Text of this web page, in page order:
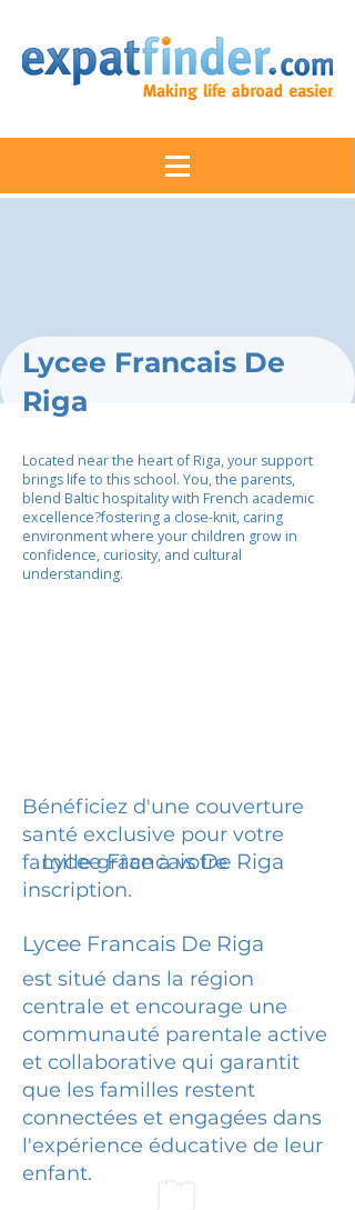
Lycee Francais De
Riga
Located near the heart of Riga, your support
brings life to this school. You, the parents,
blend Baltic hospitality with French academic
excellence?fostering a close-knit, caring
environment where your children grow in
confidence, curiosity, and cultural
understanding.
Bénéficiez d'une couverture
santé exclusive pour votre
famille grâce à votre
inscription.
Lycee Francais De Riga
Lycee Francais De Riga
est situé dans la région
centrale et encourage une
communauté parentale active
et collaborative qui garantit
que les familles restent
connectées et engagées dans
l'expérience éducative de leur
enfant.